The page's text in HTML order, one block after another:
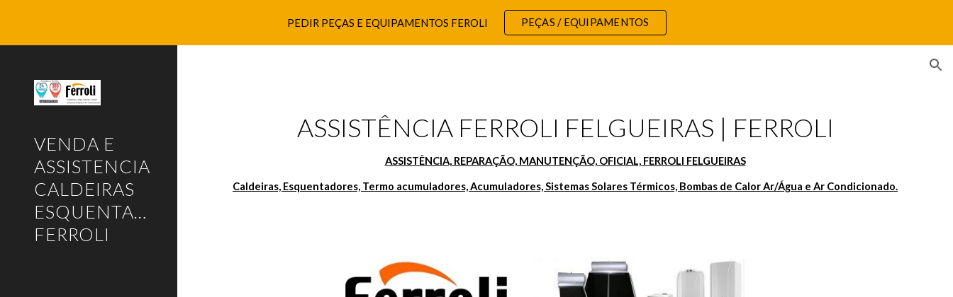
Skip to main content Skip to navigation
PEDIR PEÇAS E EQUIPAMENTOS FEROLI PEÇAS / EQUIPAMENTOS
VENDA E
ASSISTENCIA
CALDEIRAS
ESQUENTADORES
FERROLI
ASSISTÊNCIA FERROLI FELGUEIRAS | FERROLI
ASSISTÊNCIA, REPARAÇÃO, MANUTENÇÃO, OFICIAL, FERROLI FELGUEIRAS
Caldeiras, Esquentadores, Termo acumuladores, Acumuladores, Sistemas Solares Térmicos, Bombas de Calor Ar/Água e Ar Condicionado.